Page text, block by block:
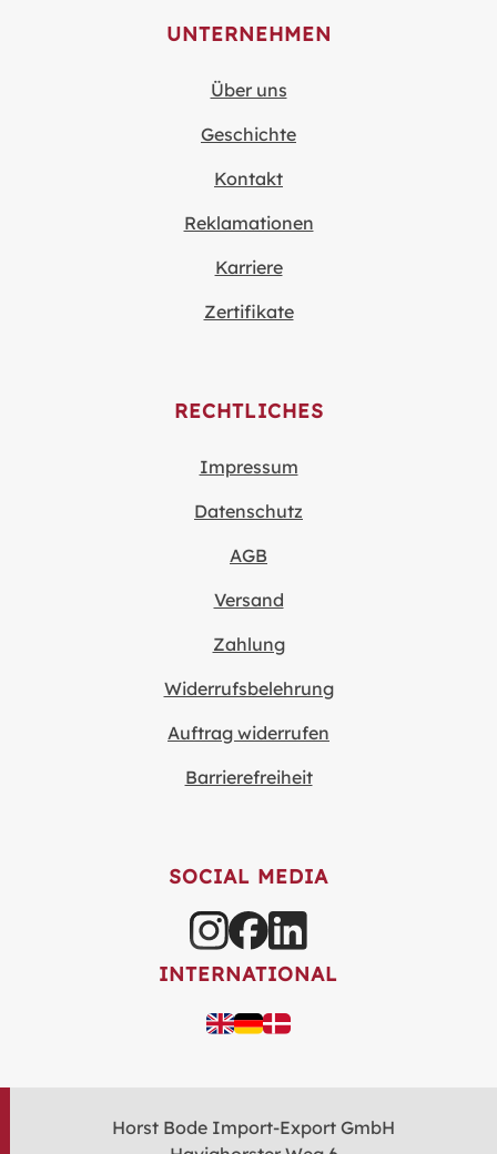
UNTERNEHMEN
Über uns
Geschichte
Kontakt
Reklamationen
Karriere
Zertifikate
RECHTLICHES
Impressum
Datenschutz
AGB
Versand
Zahlung
Widerrufsbelehrung
Auftrag widerrufen
Barrierefreiheit
SOCIAL MEDIA
INTERNATIONAL
Horst Bode Import-Export GmbH